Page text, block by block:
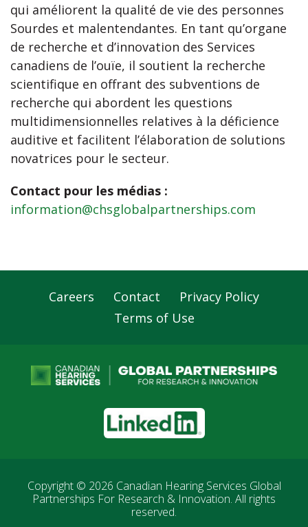
qui améliorent la qualité de vie des personnes
Sourdes et malentendantes. En tant qu’organe
de recherche et d’innovation des Services
canadiens de l’ouïe, il soutient la recherche
scientifique en offrant des subventions de
recherche qui abordent les questions
multidimensionnelles relatives à la déficience
auditive et facilitent l’élaboration de solutions
novatrices pour le secteur.
Contact pour les médias :
information@chsglobalpartnerships.com
Careers Contact
Privacy Policy
Terms of Use
LinkedIn
Copyright © 2026 Canadian Hearing Services Global
Partnerships For Research & Innovation. All rights
reserved.